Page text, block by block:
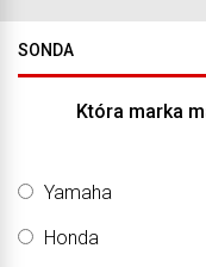
SONDA
Która marka
Yamaha
Honda